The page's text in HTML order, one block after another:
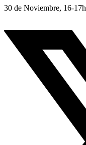
30 de Noviembre, 16-17h